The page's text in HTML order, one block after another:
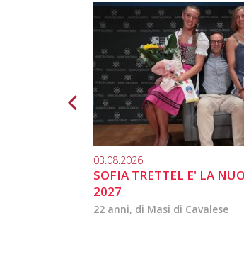
03.08.2026
SOFIA TRETTEL E' LA
2027
22 anni, di Masi di Cavalese